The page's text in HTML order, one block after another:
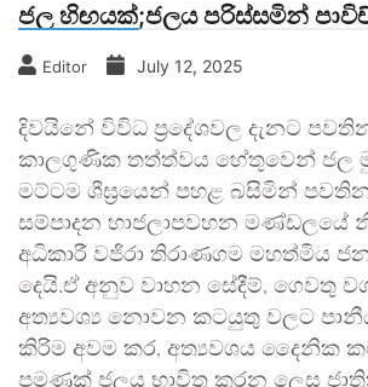
ජල හිඟයක්;ජලය පරිස්සමින්
Editor July 12, 2025
දිවයිනේ විවිධ ප්‍රදේශවල දැනට
කාලගුණික තත්ත්වය හේතුවෙන් ජල
මට්ටම ශීඝ්‍රයෙන් පහළ බසිමින්
සම්පාදන හාජලාපවහන මණ්ඩලයේ
අධිකාරී වජිරා තිරාණගම මහත්මිය
දෙයි.ඒ අනුව වාහන සේදීම්, ගෙවතු
අත්‍යවශ්‍ය නොවන කටයුතු වලට
කිරිම අවම කර, අත්‍යවශය දෛනික
පමණක් ජලය භාවිත කරන ලෙස